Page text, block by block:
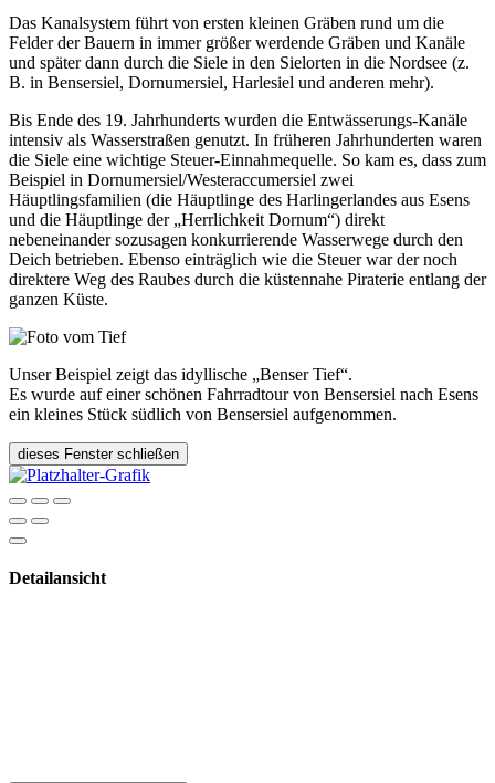
Das Kanalsystem führt von ersten kleinen Gräben rund um die
Felder der Bauern in immer größer werdende Gräben und Kanäle
und später dann durch die Siele in den Sielorten in die Nordsee (z.
B. in Bensersiel, Dornumersiel, Harlesiel und anderen mehr).
Bis Ende des 19. Jahrhunderts wurden die Entwässerungs-Kanäle
intensiv als Wasserstraßen genutzt. In früheren Jahrhunderten waren
die Siele eine wichtige Steuer-Einnahmequelle. So kam es, dass zum
Beispiel in Dornumersiel/Westeraccumersiel zwei
Häuptlingsfamilien (die Häuptlinge des Harlingerlandes aus Esens
und die Häuptlinge der „Herrlichkeit Dornum“) direkt
nebeneinander sozusagen konkurrierende Wasserwege durch den
Deich betrieben. Ebenso einträglich wie die Steuer war der noch
direktere Weg des Raubes durch die küstennahe Piraterie entlang der
ganzen Küste.
Unser Beispiel zeigt das idyllische „Benser Tief“.
Es wurde auf einer schönen Fahrradtour von Bensersiel nach Esens
ein kleines Stück südlich von Bensersiel aufgenommen.
dieses Fenster schließen
Detailansicht